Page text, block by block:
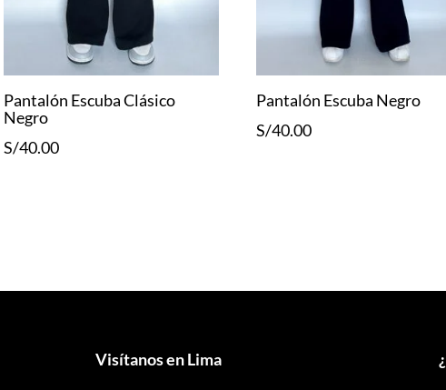
Pantalón Escuba Clásico
Negro
S/40.00
Pantalón Escuba Negro
S/40.00
Visítanos en Lima ¿